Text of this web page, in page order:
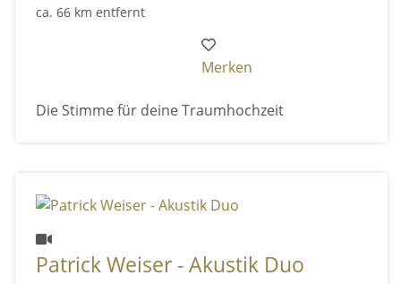
ca. 66 km entfernt
Merken
Die Stimme für deine Traumhochzeit
Patrick Weiser - Akustik Duo